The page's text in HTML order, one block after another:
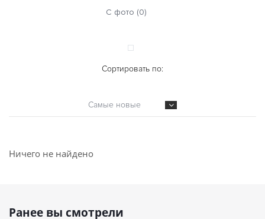
С фото (0)
Сортировать по:
Самые новые
Ничего не найдено
Ранее вы смотрели